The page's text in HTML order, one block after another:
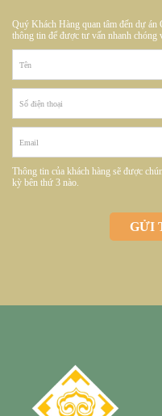
Quý Khách Hàng quan tâm đến dự
thông tin để được tư vấn nhanh chóng
Thông tin của khách hàng sẽ được
kỳ bên thứ 3 nào.